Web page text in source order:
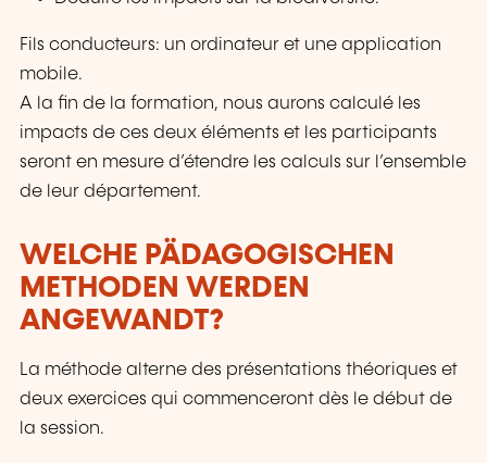
Fils conducteurs: un ordinateur et une application
mobile.
A la fin de la formation, nous aurons calculé les
impacts de ces deux éléments et les participants
seront en mesure d’étendre les calculs sur l’ensemble
de leur département.
WELCHE PÄDAGOGISCHEN
METHODEN WERDEN
ANGEWANDT?
La méthode alterne des présentations théoriques et
deux exercices qui commenceront dès le début de
la session.